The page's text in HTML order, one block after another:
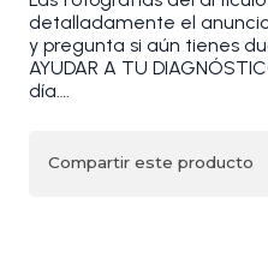
detalladamente el
y pregunta si aún tienes
AYUDAR A TU
día….
Compartir este producto